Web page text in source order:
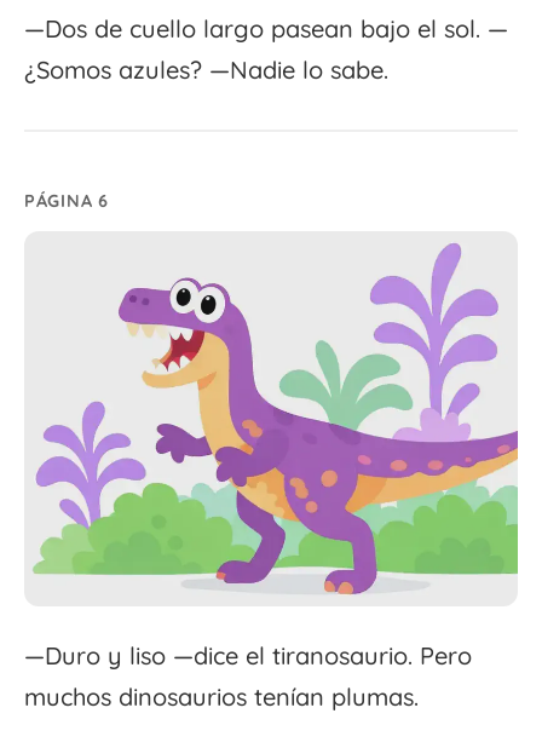
—Dos de cuello largo pasean bajo el sol. —
¿Somos azules? —Nadie lo sabe.
PÁGINA 6
—Duro y liso —dice el tiranosaurio. Pero
muchos dinosaurios tenían plumas.